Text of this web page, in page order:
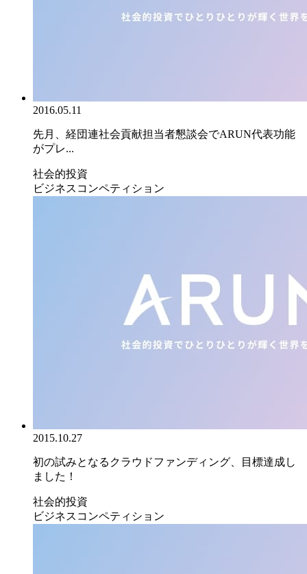
2016.05.11
先月、経団連社会貢献担当者懇談会でARUN代表功能
がプレ...
社会的投資
ビジネスコンペティション
2015.10.27
初の試みとなるクラウドファンディング、目標達成し
ました！
社会的投資
ビジネスコンペティション